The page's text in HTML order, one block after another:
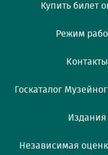
Купить билет
Режим
Контакты
Госкаталог
Издания
Независимая